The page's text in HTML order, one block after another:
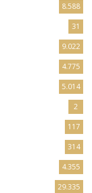
8.588
31
9.022
4.775
5.014
2
117
314
4.355
29.335